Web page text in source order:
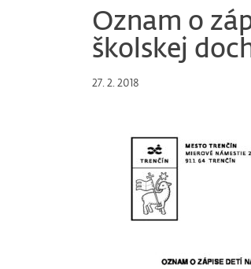
Oznam o
školskej
27. 2. 2018